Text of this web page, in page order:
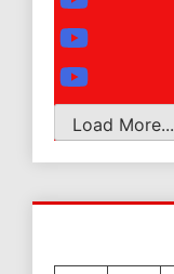
Load More...